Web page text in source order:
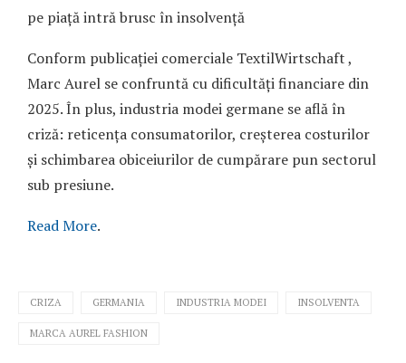
pe piață intră brusc în insolvență
Conform publicației comerciale TextilWirtschaft ,
Marc Aurel se confruntă cu dificultăți financiare din
2025. În plus, industria modei germane se află în
criză: reticența consumatorilor, creșterea costurilor
și schimbarea obiceiurilor de cumpărare pun sectorul
sub presiune.
Read More.
CRIZA GERMANIA INDUSTRIA MODEI INSOLVENTA
MARCA AUREL FASHION